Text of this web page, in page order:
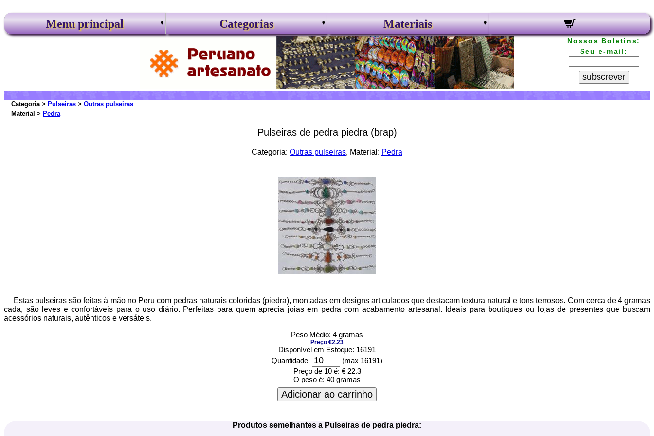
Menu principal Categorias Materiais
Nossos Boletins:
Seu e-mail:
subscrever
Categoria > Pulseiras > Outras pulseiras
Material > Pedra
Pulseiras de pedra piedra (brap)
Categoria: Outras pulseiras, Material: Pedra
Estas pulseiras são feitas à mão no Peru com pedras naturais coloridas (piedra), montadas em designs articulados que destacam textura natural e tons terrosos. Com cerca de 4 gramas
cada, são leves e confortáveis para o uso diário. Perfeitas para quem aprecia joias em pedra com acabamento artesanal. Ideais para boutiques ou lojas de presentes que buscam
acessórios naturais, autênticos e versáteis.
Peso Médio: 4 gramas
Preço €2.23
Disponível em Estoque: 16191
Quantidade:
(max 16191)
Preço de 10 é: € 22.3
O peso é: 40 gramas
Adicionar ao carrinho
Produtos semelhantes a Pulseiras de pedra piedra: